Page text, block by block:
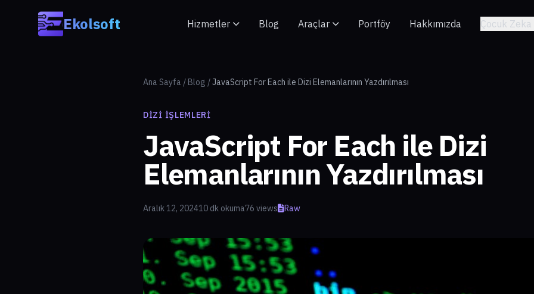
Ekolsoft Hizmetler Blog Araçlar Portföy Hakkımızda Çocuk Zeka
Ana Sayfa / Blog /JavaScript For Each ile Dizi Elemanlarının Yazdırılması
DIZI İŞLEMLERI
JavaScript For Each ile Dizi
Elemanlarının Yazdırılması
Aralık 12, 202410 dk okuma76 views Raw